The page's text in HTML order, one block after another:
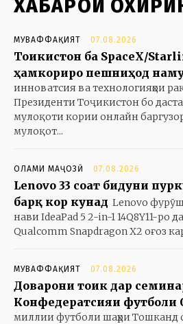
ХАБАРҲОИ
МУВАФФАҚИЯТ 07.08.2026
Тоҷикистон ба SpaceX/
ҳамкориро пешниҳод
инноватсия ва технологияҳои
Президенти Тоҷикистон бо
мулоқоти кории онлайн
мулоқот...
ОЛАМИ МАҶОЗӢ 07.08.2026
Lenovo 33 соат бидуни
барқ кор кунад Lenovo
нави IdeaPad 5 2-in-1 14Q8Y11-ро
Qualcomm Snapdragon X2 оғоз
МУВАФФАҚИЯТ 07.08.2026
Доварони тоҷик дар
Конфедератсияи футболи
миллии футболи шаҳри Тошканд